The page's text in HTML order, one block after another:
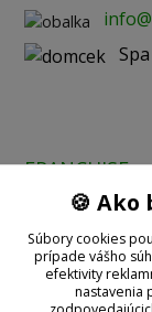
FRANCHISE
Prijímame
🍪 Ako
Súbory cookies
prípade vášho
efektivity
nastavenia